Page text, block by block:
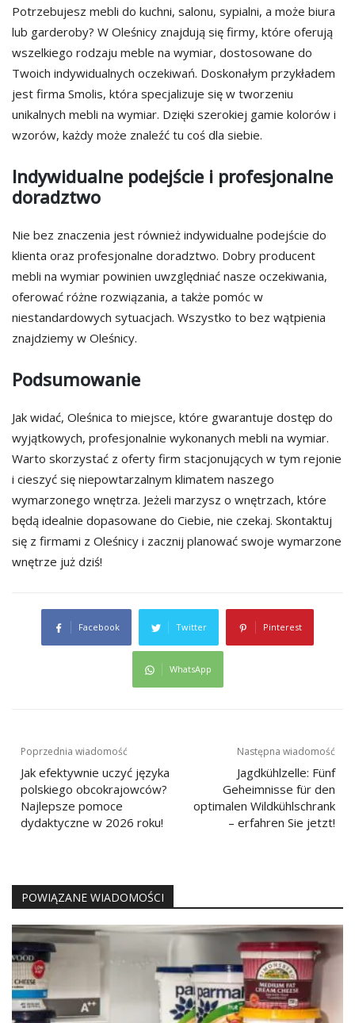
Potrzebujesz mebli do kuchni, salonu, sypialni, a może biura
lub garderoby? W Oleśnicy znajdują się firmy, które oferują
wszelkiego rodzaju meble na wymiar, dostosowane do
Twoich indywidualnych oczekiwań. Doskonałym przykładem
jest firma Smolis, która specjalizuje się w tworzeniu
unikalnych mebli na wymiar. Dzięki szerokiej gamie kolorów i
wzorów, każdy może znaleźć tu coś dla siebie.
Indywidualne podejście i profesjonalne
doradztwo
Nie bez znaczenia jest również indywidualne podejście do
klienta oraz profesjonalne doradztwo. Dobry producent
mebli na wymiar powinien uwzględniać nasze oczekiwania,
oferować różne rozwiązania, a także pomóc w
niestandardowych sytuacjach. Wszystko to bez wątpienia
znajdziemy w Oleśnicy.
Podsumowanie
Jak widać, Oleśnica to miejsce, które gwarantuje dostęp do
wyjątkowych, profesjonalnie wykonanych mebli na wymiar.
Warto skorzystać z oferty firm stacjonujących w tym rejonie
i cieszyć się niepowtarzalnym klimatem naszego
wymarzonego wnętrza. Jeżeli marzysz o wnętrzach, które
będą idealnie dopasowane do Ciebie, nie czekaj. Skontaktuj
się z firmami z Oleśnicy i zacznij planować swoje wymarzone
wnętrze już dziś!
Facebook Twitter Pinterest
WhatsApp
Nawigacja
wpisu
Poprzednia wiadomość
Jak efektywnie uczyć języka
polskiego obcokrajowców?
Najlepsze pomoce
dydaktyczne w 2026 roku!
Następna wiadomość
Jagdkühlzelle: Fünf
Geheimnisse für den
optimalen Wildkühlschrank
– erfahren Sie jetzt!
POWIĄZANE WIADOMOŚCI